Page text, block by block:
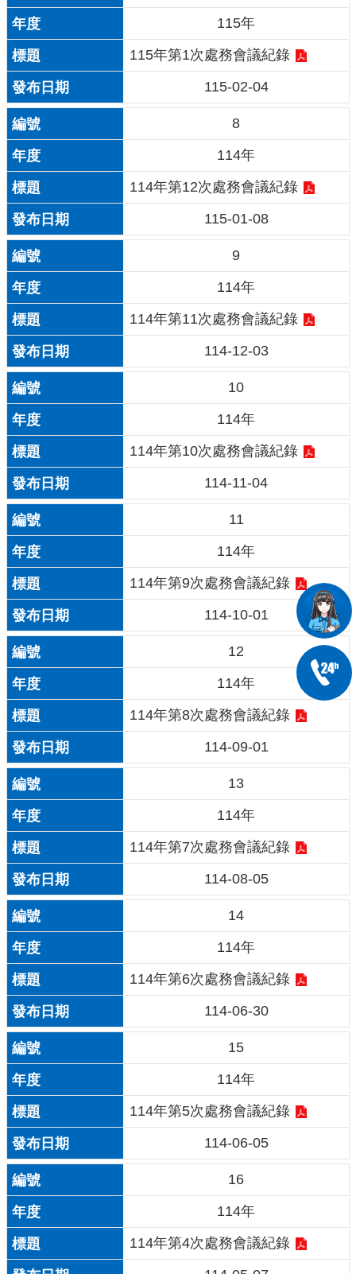
115年
115年第1次處務會議紀錄
115-02-04
8
114年
114年第12次處務會議紀錄
115-01-08
9
114年
114年第11次處務會議紀錄
114-12-03
10
114年
114年第10次處務會議紀錄
114-11-04
11
114年
114年第9次處務會議紀錄
114-10-01
12
114年
114年第8次處務會議紀錄
114-09-01
13
114年
114年第7次處務會議紀錄
114-08-05
14
114年
114年第6次處務會議紀錄
114-06-30
15
114年
114年第5次處務會議紀錄
114-06-05
16
114年
114年第4次處務會議紀錄